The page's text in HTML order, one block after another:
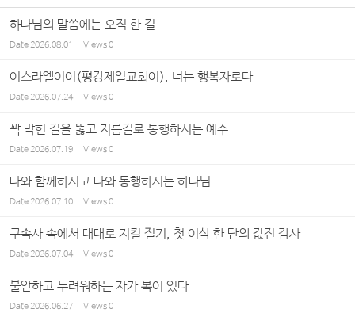
하나님의 말씀에는 오직 한 길
Date2026.08.01 Views0
이스라엘이여(평강제일교회여), 너는 행복자로다
Date2026.07.24 Views0
꽉 막힌 길을 뚫고 지름길로 통행하시는 예수
Date2026.07.19 Views0
나와 함께하시고 나와 동행하시는 하나님
Date2026.07.10 Views0
구속사 속에서 대대로 지킬 절기, 첫 이삭 한 단의 값진 감사
Date2026.07.04 Views0
불안하고 두려워하는 자가 복이 있다
Date2026.06.27 Views0